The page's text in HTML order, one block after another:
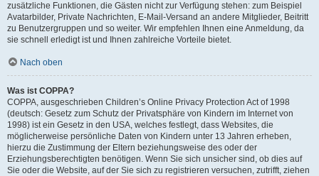
zusätzliche Funktionen, die Gästen nicht zur Verfügung stehen: zum Beispiel
Avatarbilder, Private Nachrichten, E-Mail-Versand an andere Mitglieder, Beitritt
zu Benutzergruppen und so weiter. Wir empfehlen Ihnen eine Anmeldung, da
sie schnell erledigt ist und Ihnen zahlreiche Vorteile bietet.
Nach oben
Was ist COPPA?
COPPA, ausgeschrieben Children’s Online Privacy Protection Act of 1998
(deutsch: Gesetz zum Schutz der Privatsphäre von Kindern im Internet von
1998) ist ein Gesetz in den USA, welches festlegt, dass Websites, die
möglicherweise persönliche Daten von Kindern unter 13 Jahren erheben,
hierzu die Zustimmung der Eltern beziehungsweise des oder der
Erziehungsberechtigten benötigen. Wenn Sie sich unsicher sind, ob dies auf
Sie oder die Website, auf der Sie sich zu registrieren versuchen, zutrifft, ziehen